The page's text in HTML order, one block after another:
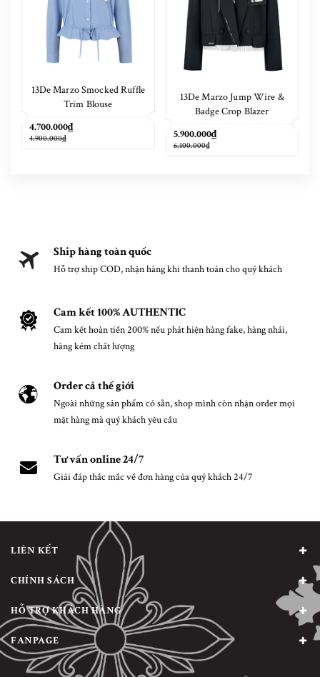
13De Marzo Smocked Ruffle
Trim Blouse
4.700.000₫
4.900.000₫
13De Marzo Jump Wire &
Badge Crop Blazer
5.900.000₫
6.100.000₫
Ship hàng toàn quốc
Hỗ trợ ship COD, nhận hàng khi thanh toán cho quý khách
Cam kết 100% AUTHENTIC
Cam kết hoàn tiền 200% nếu phát hiện hàng fake, hàng nhái,
hàng kém chất lượng
Order cả thế giới
Ngoài những sản phẩm có sẵn, shop mình còn nhận order mọi
mặt hàng mà quý khách yêu cầu
Tư vấn online 24/7
Giải đáp thắc mắc về đơn hàng của quý khách 24/7
LIÊN KẾT
CHÍNH SÁCH
HỖ TRỢ KHÁCH HÀNG
FANPAGE